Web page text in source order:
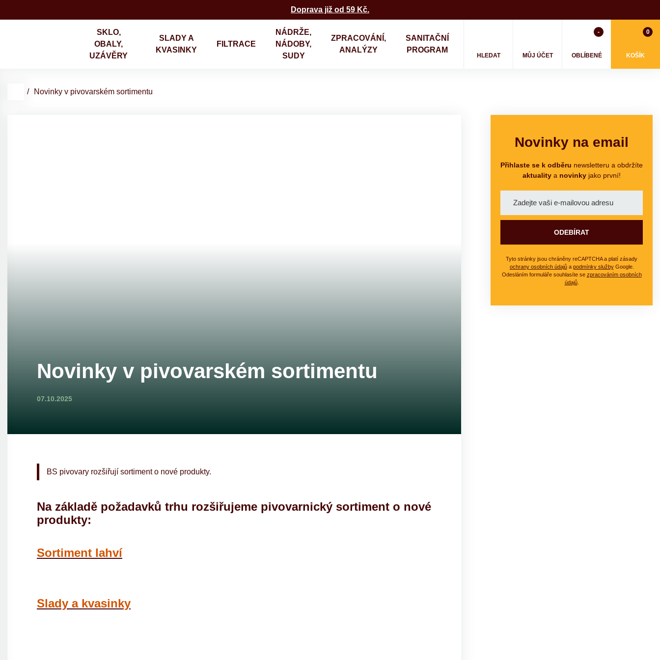
Doprava již od 59 Kč.
SKLO,
OBALY,
UZÁVĚRY
SLADY A
KVASINKY
FILTRACE
NÁDRŽE,
NÁDOBY,
SUDY
ZPRACOVÁNÍ,
ANALÝZY
SANITAČNÍ
PROGRAM
HLEDAT MŮJ ÚČET OBLÍBENÉ
-
KOŠÍK
0
Novinky v pivovarském sortimentu
Novinky v pivovarském sortimentu
07.10.2025
BS pivovary rozšiřují sortiment o nové produkty.
Na základě požadavků trhu rozšiřujeme pivovarnický sortiment o nové
produkty:
Sortiment lahví
Slady a kvasinky
Novinky na email
Přihlaste se k odběru newsletteru a obdržíte
aktuality a novinky jako první!
ODEBÍRAT
Tyto stránky jsou chráněny reCAPTCHA a platí zásady
ochrany osobních údajůa podmínky službyGoogle.
Odesláním formuláře souhlasíte se zpracováním osobních
údajů.